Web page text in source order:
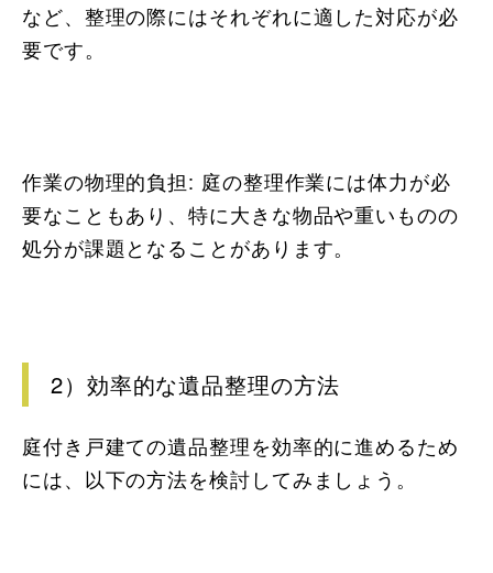
など、整理の際にはそれぞれに適した対応が必
要です。
作業の物理的負担: 庭の整理作業には体力が必
要なこともあり、特に大きな物品や重いものの
処分が課題となることがあります。
2）効率的な遺品整理の方法
庭付き戸建ての遺品整理を効率的に進めるため
には、以下の方法を検討してみましょう。